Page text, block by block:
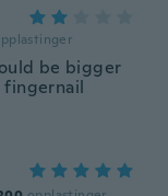
be bigger